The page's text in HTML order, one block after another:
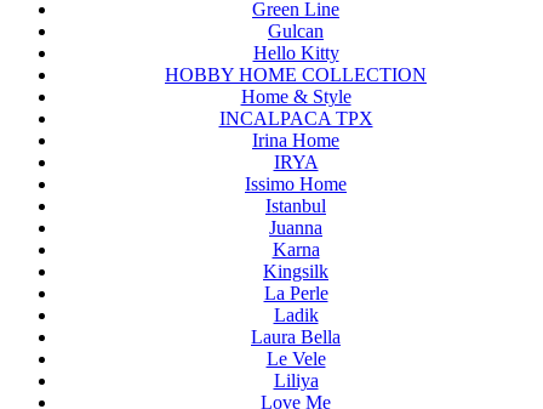
Green Line
Gulcan
Hello Kitty
HOBBY HOME COLLECTION
Home & Style
INCALPACA TPX
Irina Home
IRYA
Issimo Home
Istanbul
Juanna
Karna
Kingsilk
La Perle
Ladik
Laura Bella
Le Vele
Liliya
Love Me